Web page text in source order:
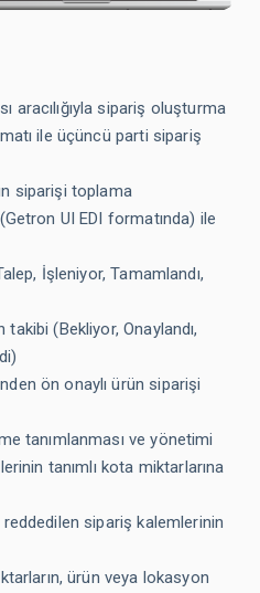
aracılığıyla sipariş oluşturma
ile üçüncü parti sipariş
siparişi toplama
UI EDI formatında) ile
İşleniyor, Tamamlandı,
(Bekliyor, Onaylandı,
ön onaylı ürün siparişi
tanımlanması ve yönetimi
tanımlı kota miktarlarına
sipariş kalemlerinin
ürün veya lokasyon